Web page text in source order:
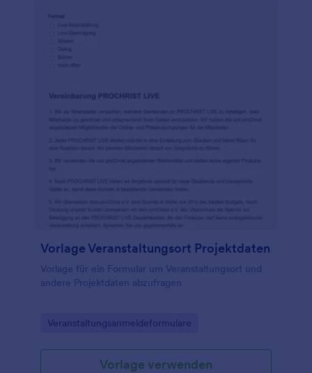
Vorlage Veranstaltungsort Projektdaten
Vorlage für ein Formular um Veranstaltungsort und
andere Projektdaten abzufragen
Go to Category:
Veranstaltungsanmeldeformulare
Vorlage verwenden